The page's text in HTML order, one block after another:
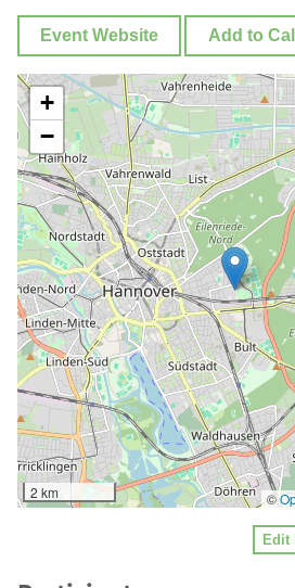
Event Website Add to
+
−
2 km ©
Edit